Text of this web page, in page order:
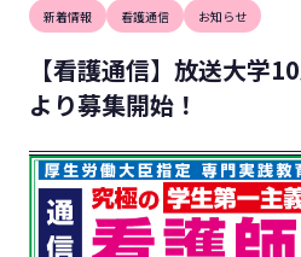
新着情報 看護通信 お知らせ
【看護通信】放送大学
より募集開始！